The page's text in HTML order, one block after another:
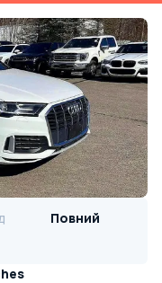
Повний